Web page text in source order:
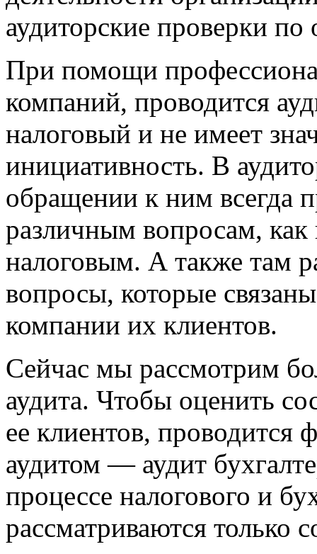
аудиторские проверки по
При помощи
компаний, проводится
налоговый и не имеет
инициативность. В
обращении к ним всегда
различным вопросам,
налоговым. А также там
вопросы, которые
компании их клиентов.
Сейчас мы рассмотрим
аудита. Чтобы оценить
ее клиентов,
аудитом — аудит
процессе налогового и
рассматриваются только